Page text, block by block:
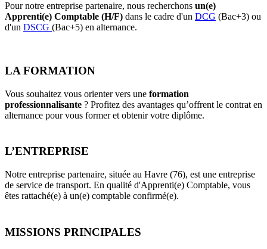
Pour notre entreprise partenaire, nous recherchons un(e)
Apprenti(e) Comptable (H/F) dans le cadre d'un DCG (Bac+3) ou
d'un DSCG (Bac+5) en alternance.
LA FORMATION
Vous souhaitez vous orienter vers une formation
professionnalisante ? Profitez des avantages qu’offrent le contrat en
alternance pour vous former et obtenir votre diplôme.
L’ENTREPRISE
Notre entreprise partenaire, située au Havre (76), est une entreprise
de service de transport. En qualité d'Apprenti(e) Comptable, vous
êtes rattaché(e) à un(e) comptable confirmé(e).
MISSIONS PRINCIPALES